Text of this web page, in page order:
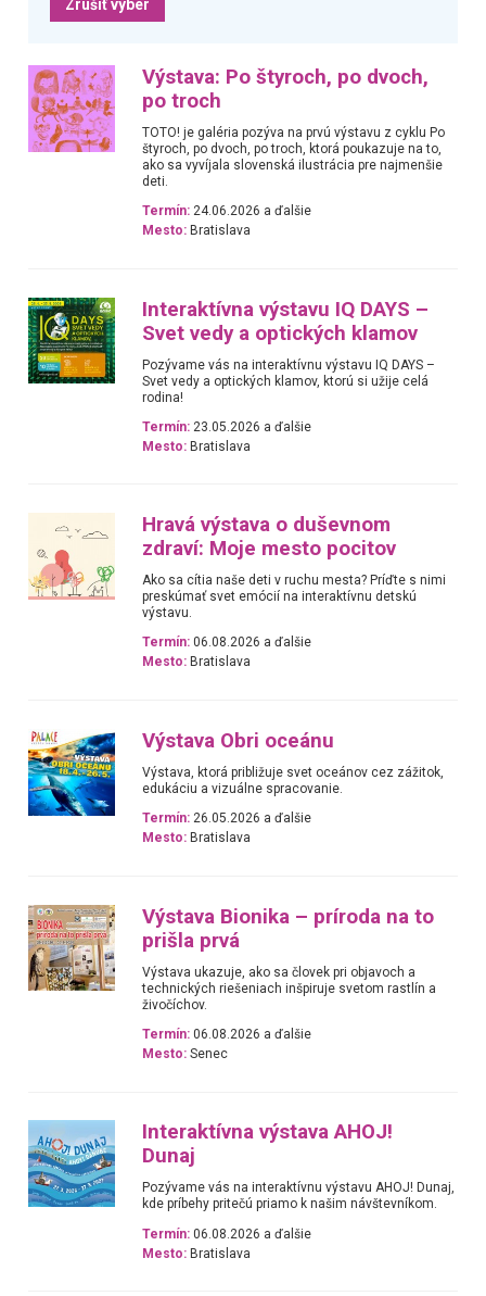
Zrušiť výber
Výstava: Po štyroch, po dvoch,
po troch
TOTO! je galéria pozýva na prvú výstavu z cyklu Po
štyroch, po dvoch, po troch, ktorá poukazuje na to,
ako sa vyvíjala slovenská ilustrácia pre najmenšie
deti.
Termín: 24.06.2026 a ďalšie
Mesto: Bratislava
Interaktívna výstavu IQ DAYS –
Svet vedy a optických klamov
Pozývame vás na interaktívnu výstavu IQ DAYS –
Svet vedy a optických klamov, ktorú si užije celá
rodina!
Termín: 23.05.2026 a ďalšie
Mesto: Bratislava
Hravá výstava o duševnom
zdraví: Moje mesto pocitov
Ako sa cítia naše deti v ruchu mesta? Príďte s nimi
preskúmať svet emócií na interaktívnu detskú
výstavu.
Termín: 06.08.2026 a ďalšie
Mesto: Bratislava
Výstava Obri oceánu
Výstava, ktorá približuje svet oceánov cez zážitok,
edukáciu a vizuálne spracovanie.
Termín: 26.05.2026 a ďalšie
Mesto: Bratislava
Výstava Bionika – príroda na to
prišla prvá
Výstava ukazuje, ako sa človek pri objavoch a
technických riešeniach inšpiruje svetom rastlín a
živočíchov.
Termín: 06.08.2026 a ďalšie
Mesto: Senec
Interaktívna výstava AHOJ!
Dunaj
Pozývame vás na interaktívnu výstavu AHOJ! Dunaj,
kde príbehy pritečú priamo k našim návštevníkom.
Termín: 06.08.2026 a ďalšie
Mesto: Bratislava